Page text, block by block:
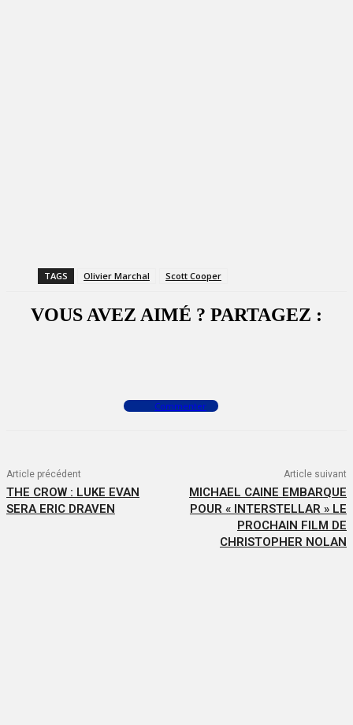
TAGS Olivier Marchal Scott Cooper
VOUS AVEZ AIMÉ ? PARTAGEZ :
Commenter
Article précédent
THE CROW : LUKE EVAN
SERA ERIC DRAVEN
Article suivant
MICHAEL CAINE EMBARQUE
POUR « INTERSTELLAR » LE
PROCHAIN FILM DE
CHRISTOPHER NOLAN